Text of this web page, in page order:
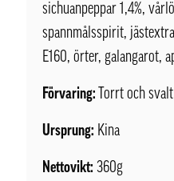
sichuanpeppar 1,4%,
spannmålsspirit,
E160, örter, galangarot,
Förvaring: Torrt och svalt
Ursprung: Kina
Nettovikt: 360g